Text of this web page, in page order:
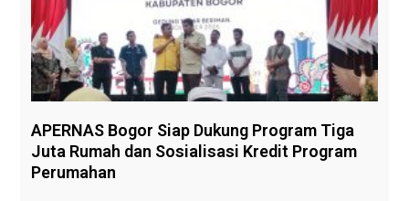
APERNAS Bogor Siap Dukung Program Tiga
Juta Rumah dan Sosialisasi Kredit Program
Perumahan